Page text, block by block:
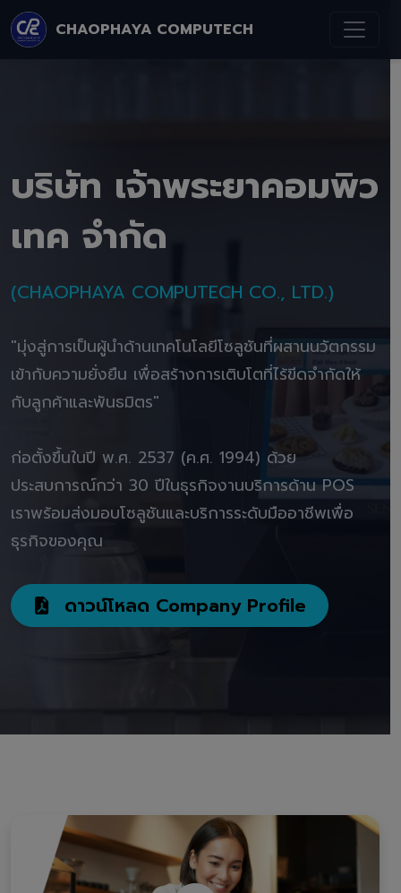
CHAOPHAYA COMPUTECH
บริษัท เจ้าพระยาคอมพิว
เทค จำกัด
(CHAOPHAYA COMPUTECH CO., LTD.)
"มุ่งสู่การเป็นผู้นำด้านเทคโนโลยีโซลูชันที่ผสานนวัตกรรม
เข้ากับความยั่งยืน เพื่อสร้างการเติบโตที่ไร้ขีดจำกัดให้
กับลูกค้าและพันธมิตร"
ก่อตั้งขึ้นในปี พ.ศ. 2537 (ค.ศ. 1994) ด้วย
ประสบการณ์กว่า 30 ปีในธุรกิจงานบริการด้าน POS
เราพร้อมส่งมอบโซลูชันและบริการระดับมืออาชีพเพื่อ
ธุรกิจของคุณ
ดาวน์โหลด Company Profile